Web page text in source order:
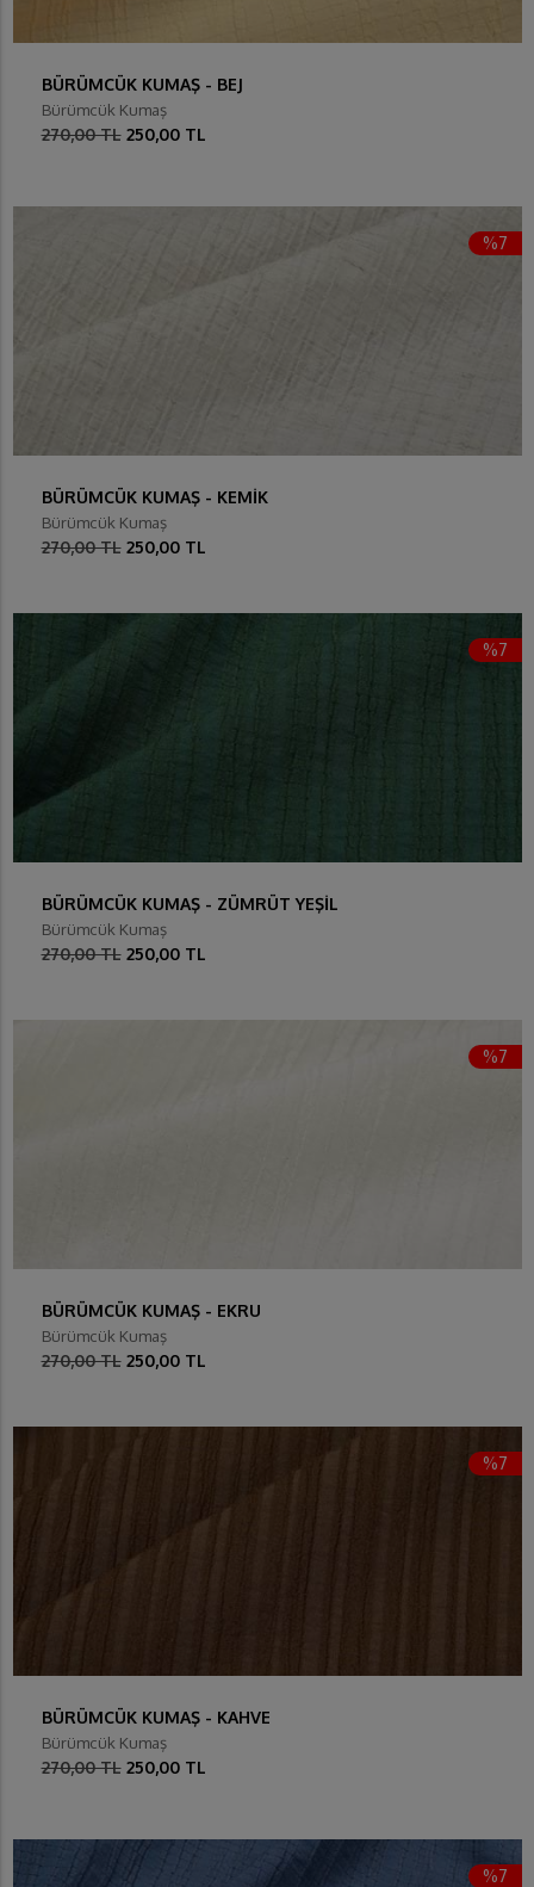
BÜRÜMCÜK KUMAŞ - BEJ
Bürümcük Kumaş
270,00 TL 250,00 TL
%7
BÜRÜMCÜK KUMAŞ - KEMİK
Bürümcük Kumaş
270,00 TL 250,00 TL
%7
BÜRÜMCÜK KUMAŞ - ZÜMRÜT YEŞİL
Bürümcük Kumaş
270,00 TL 250,00 TL
%7
BÜRÜMCÜK KUMAŞ - EKRU
Bürümcük Kumaş
270,00 TL 250,00 TL
%7
BÜRÜMCÜK KUMAŞ - KAHVE
Bürümcük Kumaş
270,00 TL 250,00 TL
%7